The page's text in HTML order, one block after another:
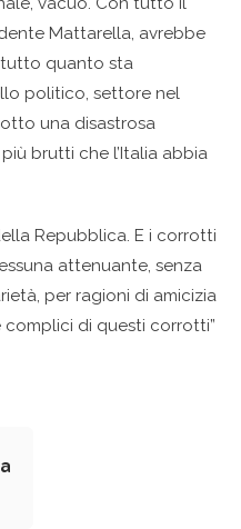
Mattarella, avrebbe
quanto sta
politico, settore nel
una disastrosa
brutti che l’Italia abbia
Repubblica. E i corrotti
attenuante, senza
per ragioni di amicizia
di questi corrotti”